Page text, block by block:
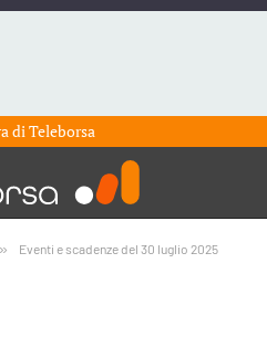
diTeleborsa
» Eventi e scadenze del 30 luglio 2025